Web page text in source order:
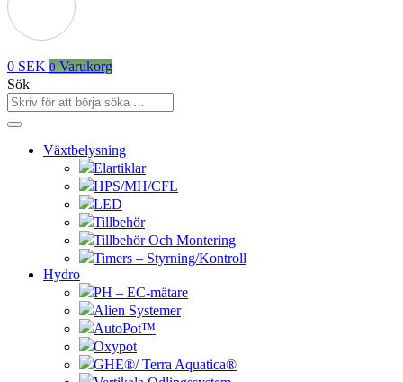
0 SEK 0 Varukorg
Sök
Växtbelysning
Elartiklar
HPS/MH/CFL
LED
Tillbehör
Tillbehör Och Montering
Timers – Styrning/Kontroll
Hydro
PH – EC-mätare
Alien Systemer
AutoPot™
Oxypot
GHE®/ Terra Aquatica®